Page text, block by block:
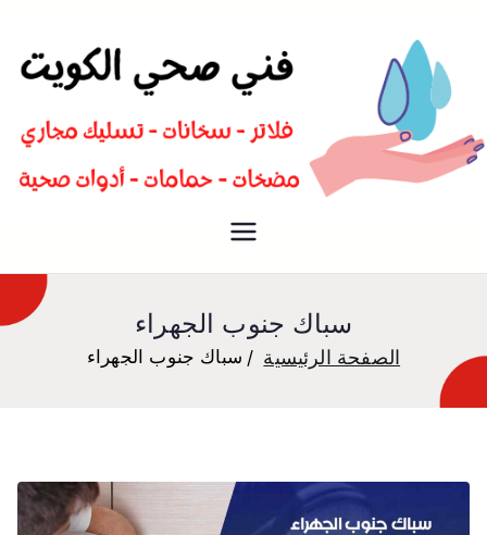
سباك صحي تسليك مجاري افضل
سباك جنوب الجهراء
الصفحة الرئيسية سباك جنوب الجهراء